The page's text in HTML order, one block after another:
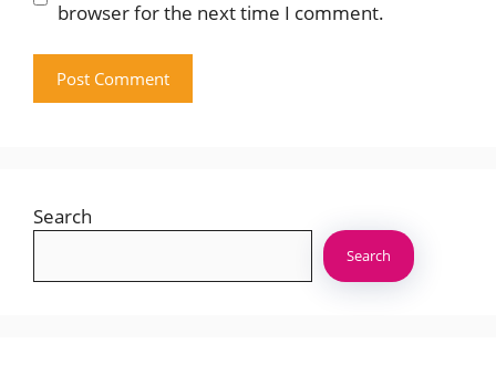
browser for the next time I comment.
Search
Search